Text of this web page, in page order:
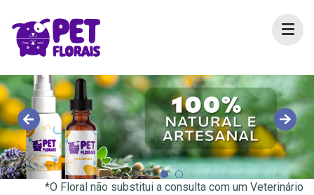
*O Floral não substitui a consulta com um Veterinário